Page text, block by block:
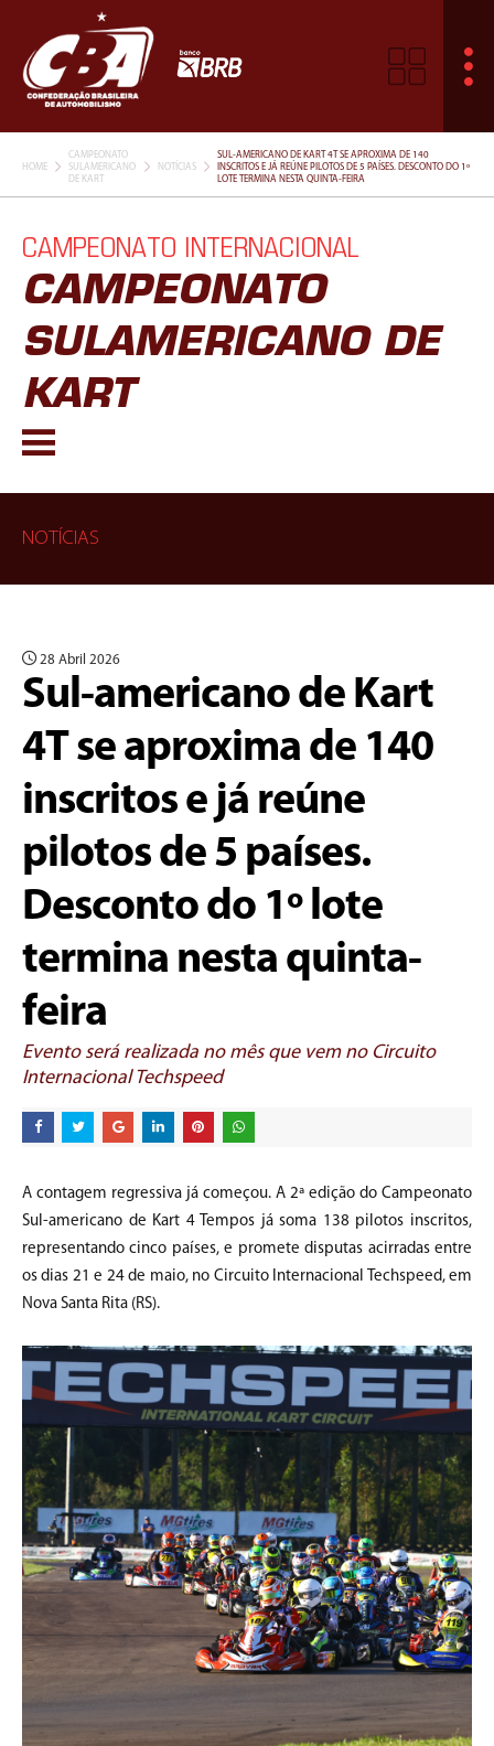
HOME
CAMPEONATO
SULAMERICANO
DE KART
NOTÍCIAS
SUL-AMERICANO DE KART 4T SE APROXIMA DE 140
INSCRITOS E JÁ REÚNE PILOTOS DE 5 PAÍSES. DESCONTO DO 1º
LOTE TERMINA NESTA QUINTA-FEIRA
CAMPEONATO INTERNACIONAL
CAMPEONATO
SULAMERICANO DE
KART
NOTÍCIAS
28 Abril 2026
Sul-americano de Kart
4T se aproxima de 140
inscritos e já reúne
pilotos de 5 países.
Desconto do 1º lote
termina nesta quinta-
feira
Evento será realizada no mês que vem no Circuito
Internacional Techspeed
A contagem regressiva já começou. A 2ª edição do Campeonato
Sul-americano de Kart 4 Tempos já soma 138 pilotos inscritos,
representando cinco países, e promete disputas acirradas entre
os dias 21 e 24 de maio, no Circuito Internacional Techspeed, em
Nova Santa Rita (RS).